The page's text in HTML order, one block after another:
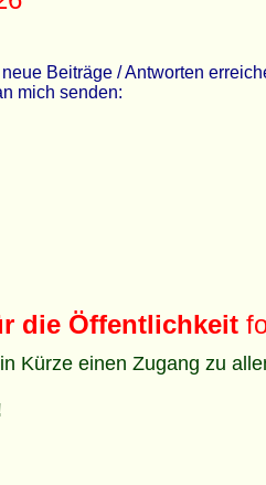
Beiträge / Antworten
mich senden:
die Öffentlichkeit
Kürze einen Zugang zu